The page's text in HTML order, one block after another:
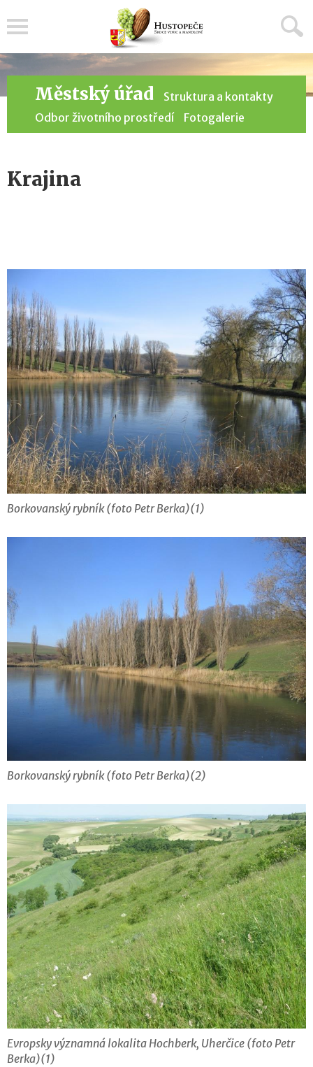
Městský úřad
Struktura a kontakty
Odbor životního prostředí
Fotogalerie
Krajina
Borkovanský rybník (foto Petr Berka)(1)
Borkovanský rybník (foto Petr Berka)(2)
Evropsky významná lokalita Hochberk, Uherčice (foto Petr
Berka)(1)